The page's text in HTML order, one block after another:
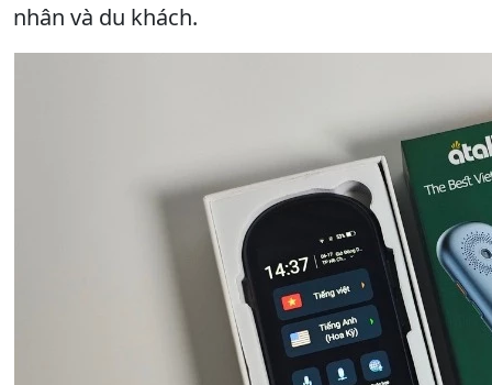
nhân và du khách.